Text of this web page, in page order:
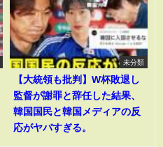
未分類
【大統領も批判】W杯敗退し
監督が謝罪と辞任した結果、
韓国国民と韓国メディアの反
応がヤバすぎる。